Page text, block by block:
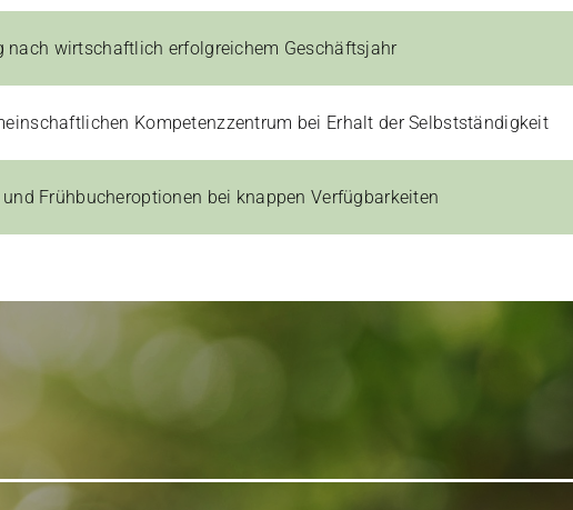
nach wirtschaftlich erfolgreichem Geschäftsjahr
Kompetenzzentrum bei Erhalt der Selbstständigkeit
Frühbucheroptionen bei knappen Verfügbarkeiten